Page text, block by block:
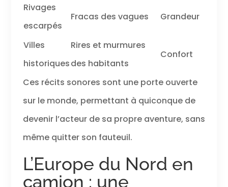
Rivages
escarpés
Fracas des vagues Grandeur
Villes
historiques
Rires et murmures
des habitants
Confort
Ces récits sonores sont une porte ouverte
sur le monde, permettant à quiconque de
devenir l’acteur de sa propre aventure, sans
même quitter son fauteuil.
L’Europe du Nord en
camion : une